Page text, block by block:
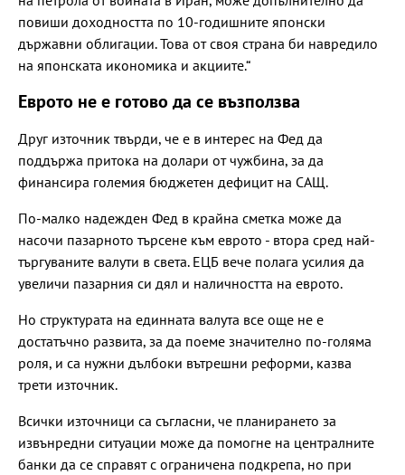
повиши доходността по 10-годишните японски
държавни облигации. Това от своя страна би навредило
на японската икономика и акциите.“
Еврото не е готово да се възползва
Друг източник твърди, че е в интерес на Фед да
поддържа притока на долари от чужбина, за да
финансира големия бюджетен дефицит на САЩ.
По-малко надежден Фед в крайна сметка може да
насочи пазарното търсене към еврото - втора сред най-
търгуваните валути в света. ЕЦБ вече полага усилия да
увеличи пазарния си дял и наличността на еврото.
Но структурата на единната валута все още не е
достатъчно развита, за да поеме значително по-голяма
роля, и са нужни дълбоки вътрешни реформи, казва
трети източник.
Всички източници са съгласни, че планирането за
извънредни ситуации може да помогне на централните
банки да се справят с ограничена подкрепа, но при